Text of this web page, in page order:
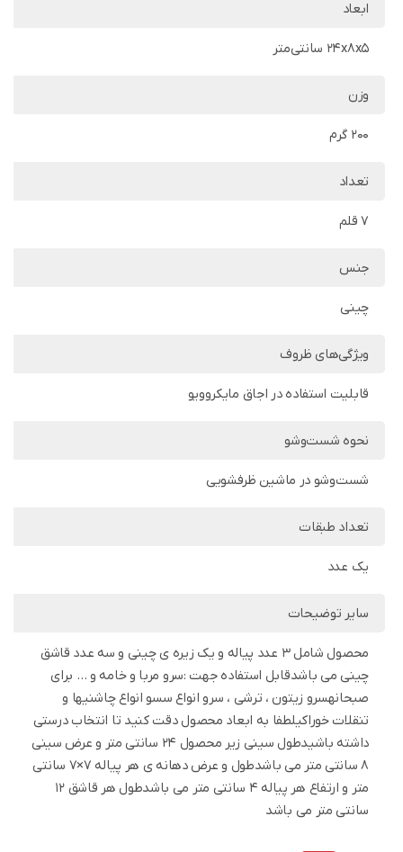
ابعاد
24x8x5 سانتی‌متر
وزن
200 گرم
تعداد
7 قلم
جنس
چینی
ویژگی‌های ظروف
قابلیت استفاده در اجاق مایکروویو
نحوه شست‌وشو
شست‌وشو در ماشین ظرفشویی
تعداد طبقات
یک عدد
سایر توضیحات
محصول شامل 3 عدد پیاله و یک زیره ی چینی و سه عدد قاشق
چینی می باشدقابل استفاده جهت :سرو مربا و خامه و … برای
صبحانهسرو زیتون ، ترشی ، سرو انواع سسو انواع چاشنیها و
تنقلات خوراکیلطفا به ابعاد محصول دقت کنید تا انتخاب درستی
داشته باشیدطول سینی زیر محصول 24 سانتی متر و عرض سینی
8 سانتی متر می باشدطول و عرض دهانه ی هر پیاله 7×7 سانتی
متر و ارتفاع هر پیاله 4 سانتی متر می باشدطول هر قاشق 12
سانتی متر می باشد